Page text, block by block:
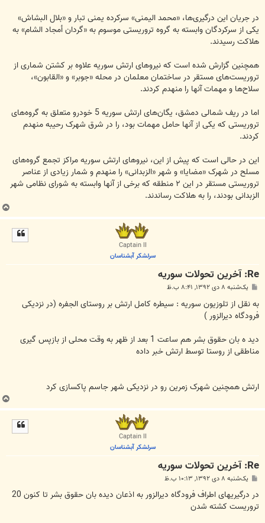
در جریان این درگیری‌ها، «محمد الیمنی» سرکرده یمنی تبار و «بلال البشاش»
یکی از سرکردگان وابسته به گروه تروریستی موسوم به «گردان أمجاد الشام» به
هلاکت رسیدند.
همچنین گزارش شده است که نیروهای ارتش سوریه علاوه بر کشتن شماری از
تروریست‌های مستقر در ساختمان معلمان در محله «جوبر» و «القابون»،
سلاح‌ها و مهمات آنها را منهدم کردند.
اما در ریف شمالی دمشق، یگان‌های ارتش سوریه 5 خودرو متعلق به گروه‌های
تروریستی که یکی از آنها حامل مهمات بود، را در شرق شهرک رحیبه منهدم
کردند.
این در حالی است که پیش از این، نیروهای ارتش سوریه مراکز تجمع گروه‌های
مسلح در شهرک «مضایا» و شهر «الزبدانی» را منهدم و شمار زیادی از عناصر
تروریستی مستقر در این ۲ منطقه که برخی از آنها وابسته به شورای نظامی شهر
الزبدانی بودند، را به هلاکت رساندند.
ب
ا
Captain II
سرلشکر آبشناسان
Re: آخرين تحولات سوريه
پ
ت
یک‌شنبه ۸ دی ۱۳۹۲, ۸:۴۱ ب.ظ
به نقل از تلوزیون سوریه : سیطره کامل ارتش بر روستای الجفره (در نزدیکی
فرودگاه دیرالزور )
دید ه بان حقوق بشر هم ساعت 1 بعد از ظهر به وقت محلی از بازپس گیری
مناطقی از روستا توسط ارتش خبر داده
ارتش همچنین شهرک زمرین رو در نزدیکی شهر جاسم پاکسازی کرد
ب
ا
Captain II
سرلشکر آبشناسان
Re: آخرين تحولات سوريه
پ
ت
یک‌شنبه ۸ دی ۱۳۹۲, ۱۰:۱۳ ب.ظ
در درگیریهای اطراف فرودگاه دیرالزور به اذعان دیده بان حقوق بشر تا کنون 20
تروریست کشته شدن